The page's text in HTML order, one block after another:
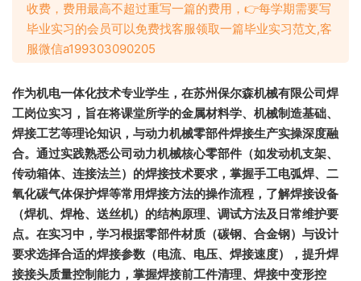
收费，费用最高不超过重写一篇的费用，👉每学期需要写
毕业实习的会员可以免费找客服领取一篇毕业实习范文,客
服微信a199303090205
作为机电一体化技术专业学生，在苏州保尔森机械有限公司焊
工岗位实习，旨在将课堂所学的金属材料学、机械制造基础、
焊接工艺等理论知识，与动力机械零部件焊接生产实操深度融
合。通过实践熟悉公司动力机械核心零部件（如发动机支架、
传动箱体、连接法兰）的焊接技术要求，掌握手工电弧焊、二
氧化碳气体保护焊等常用焊接方法的操作流程，了解焊接设备
（焊机、焊枪、送丝机）的结构原理、调试方法及日常维护要
点。在实习中，学习根据零部件材质（碳钢、合金钢）与设计
要求选择合适的焊接参数（电流、电压、焊接速度），提升焊
接接头质量控制能力，掌握焊接前工件清理、焊接中变形控